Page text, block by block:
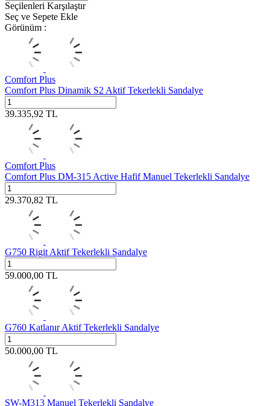
Seçilenleri Karşılaştır
Seç ve Sepete Ekle
Görünüm :
Comfort Plus
Comfort Plus Dinamik S2 Aktif Tekerlekli Sandalye
39.335,92 TL
Comfort Plus
Comfort Plus DM-315 Active Hafif Manuel Tekerlekli Sandalye
29.370,82 TL
G750 Rigit Aktif Tekerlekli Sandalye
59.000,00 TL
G760 Katlanır Aktif Tekerlekli Sandalye
50.000,00 TL
SW-M313 Manuel Tekerlekli Sandalye